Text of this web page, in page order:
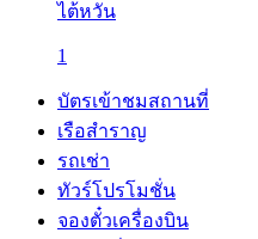
ไต้หวัน
1
บัตรเข้าชมสถานที่
เรือสำราญ
รถเช่า
ทัวร์โปรโมชั่น
จองตั๋วเครื่องบิน